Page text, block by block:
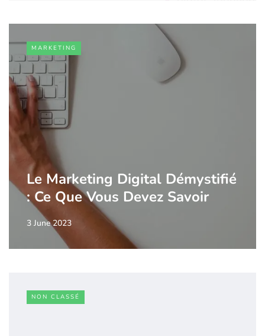
MARKETING
Le Marketing Digital Démystifié
: Ce Que Vous Devez Savoir
3 June 2023
NON CLASSÉ